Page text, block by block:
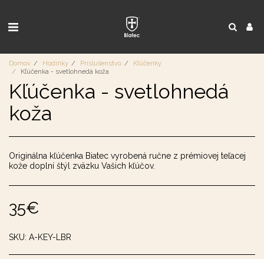
Domov Hodinky Príslušenstvo
Kľúčenky
Kľúčenka - svetlohnedá koža
Kľúčenka - svetlohnedá
koža
Originálna kľúčenka Biatec vyrobená ručne z prémiovej teľacej
kože doplní štýl zväzku Vašich kľúčov.
35€
SKU: A-KEY-LBR